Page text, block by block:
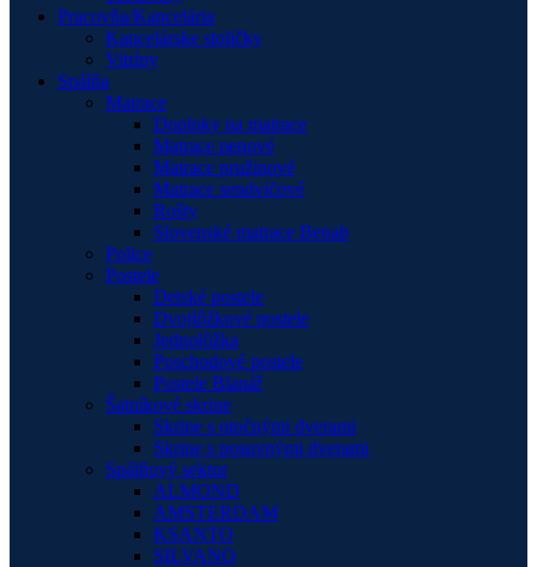
Pracovňa/Kancelária
Kancelárske stoličky
Vitríny
Spálňa
Matrace
Doplnky na matrace
Matrace penové
Matrace pružinové
Matrace sendvičové
Rošty
Slovenské matrace Benab
Police
Postele
Detské postele
Dvojlôžkové postele
Jednolôžka
Poschodové postele
Postele Blanář
Šatníkové skrine
Skrine s otočnými dverami
Skrine s posuvnými dverami
Spálňový sektor
ALMOND
AMSTERDAM
KSANTO
SILVANO